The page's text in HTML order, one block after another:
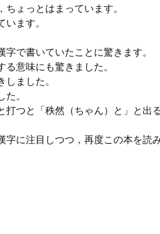
ょっとはまっています。
ます。
で書いていたことに驚きます。
意味にも驚きました。
ました。
。
打つと「秩然（ちゃん）と」と出
字に注目しつつ，再度この本を読